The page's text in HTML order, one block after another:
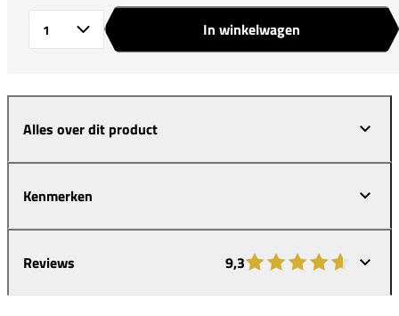
In winkelwagen
Alles over dit product
Kenmerken
Reviews 9,3